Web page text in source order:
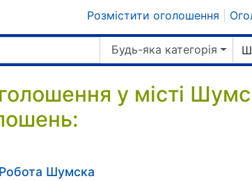
Розмістити оголошення
Будь-яка категорія
у місті
Робота Шумска